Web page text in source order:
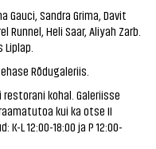
Gauci, Sandra Grima, Davit
Runnel, Heli Saar, Aliyah Zarb.
Rõdugaleriis.
kohal. Galeriisse
kui ka otse II
L 12:00-18:00 ja P 12:00-